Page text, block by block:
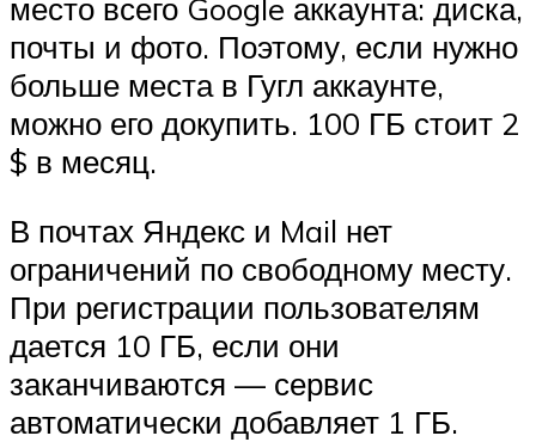
место всего Google аккаунта: диска,
почты и фото. Поэтому, если нужно
больше места в Гугл аккаунте,
можно его докупить. 100 ГБ стоит 2
$ в месяц.
В почтах Яндекс и Mail нет
ограничений по свободному месту.
При регистрации пользователям
дается 10 ГБ, если они
заканчиваются — сервис
автоматически добавляет 1 ГБ.